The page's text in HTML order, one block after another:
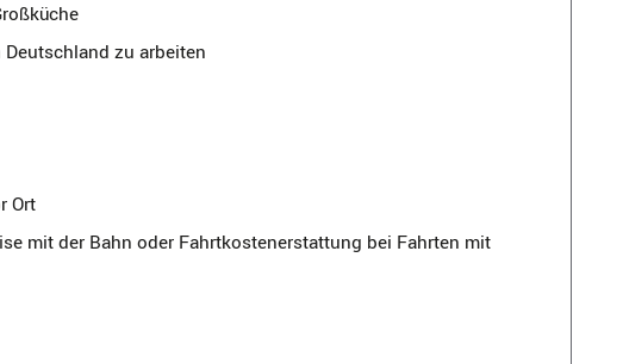
zu arbeiten
Ort
mit der Bahn oder Fahrtkostenerstattung bei Fahrten mit